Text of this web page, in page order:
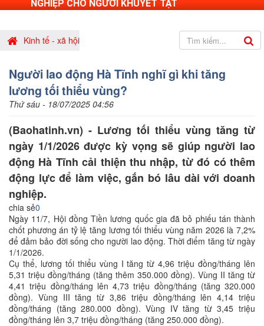
NGHIỆP CHO NGƯỜI KHUYẾT TẬT
Kinh tế - xã hội
Người lao động Hà Tĩnh nghĩ gì khi tăng
lương tối thiểu vùng?
Thứ sáu - 18/07/2025 04:56
(Baohatinh.vn) - Lương tối thiểu vùng tăng từ
ngày 1/1/2026 được kỳ vọng sẽ giúp người lao
động Hà Tĩnh cải thiện thu nhập, từ đó có thêm
động lực để làm việc, gắn bó lâu dài với doanh
nghiệp.
chia sẻ0
Ngày 11/7, Hội đồng Tiền lương quốc gia đã bỏ phiếu tán thành
chốt phương án tỷ lệ tăng lương tối thiểu vùng năm 2026 là 7,2%
để đảm bảo đời sống cho người lao động. Thời điểm tăng từ ngày
1/1/2026.
Cụ thể, lương tối thiểu vùng I tăng từ 4,96 triệu đồng/tháng lên
5,31 triệu đồng/tháng (tăng thêm 350.000 đồng). Vùng II tăng từ
4,41 triệu đồng/tháng lên 4,73 triệu đồng/tháng (tăng 320.000
đồng). Vùng III tăng từ 3,86 triệu đồng/tháng lên 4,14 triệu
đồng/tháng (tăng 280.000 đồng). Vùng IV tăng từ 3,45 triệu
đồng/tháng lên 3,7 triệu đồng/tháng (tăng 250.000 đồng).